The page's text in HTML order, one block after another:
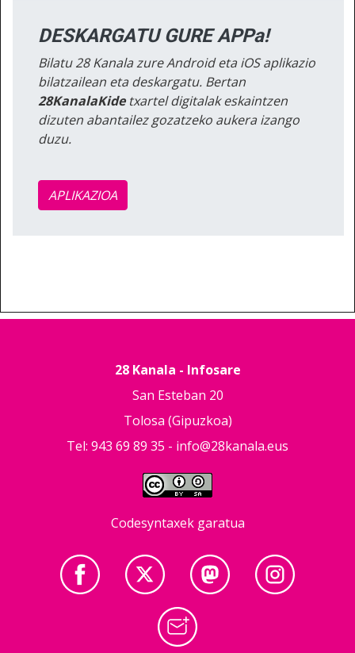
DESKARGATU GURE APPa!
Bilatu 28 Kanala zure Android eta iOS aplikazio
bilatzailean eta deskargatu. Bertan
28KanalaKidetxartel digitalak eskaintzen
dizuten abantailez gozatzeko aukera izango
duzu.
APLIKAZIOA
28 Kanala - Infosare
San Esteban 20
Tolosa (Gipuzkoa)
Tel: 943 69 89 35 - info@28kanala.eus
Codesyntaxek garatua